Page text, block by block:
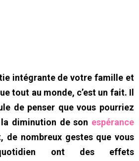
intégrante de votre famille et
tout au monde, c’est un fait. Il
de penser que vous pourriez
diminution de son espérance
de nombreux gestes que vous
ont des effets